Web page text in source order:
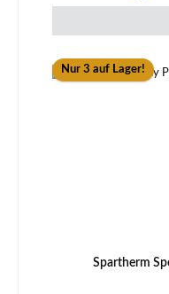
Nur 3 auf Lager!
Spartherm